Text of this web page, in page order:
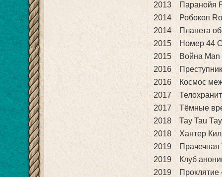
2013 Паранойя
2014 Робокоп
2014 Планета
2015 Номер 44
2015 Война Man
2016
2016 Космос
2017
2017 Тёмные
2018 Тау Tau Тау
2018 Хантер
2019 Прачечная
2019 Клуб
2019 Проклятие